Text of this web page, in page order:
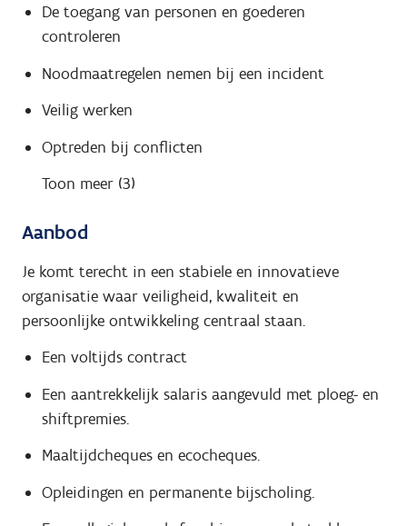
De toegang van personen en goederen
controleren
Noodmaatregelen nemen bij een incident
Veilig werken
Optreden bij conflicten
Toon meer (3)
Aanbod
Je komt terecht in een stabiele en innovatieve
organisatie waar veiligheid, kwaliteit en
persoonlijke ontwikkeling centraal staan.
Een voltijds contract
Een aantrekkelijk salaris aangevuld met ploeg- en
shiftpremies.
Maaltijdcheques en ecocheques.
Opleidingen en permanente bijscholing.